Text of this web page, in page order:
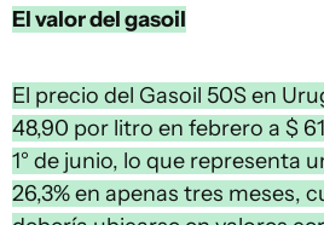
El valor del gasoil
El precio del Gasoil 50S en
48,90 por litro en febrero a $
1° de junio, lo que representa
26,3% en apenas tres meses,